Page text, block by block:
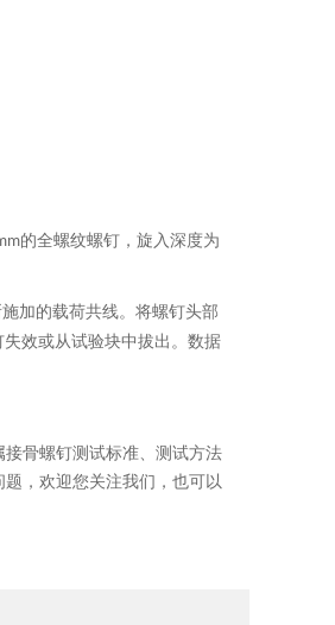
的全螺纹螺钉，旋入深度为
加的载荷共线。将螺钉头部
效或从试验块中拔出。数据
骨螺钉测试标准、测试方法
，欢迎您关注我们，也可以